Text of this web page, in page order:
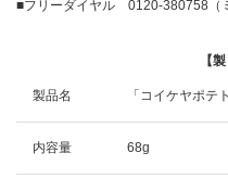
■フリーダイヤル 0120-380758（
【
製品名 「コイケヤポテ
内容量 68g